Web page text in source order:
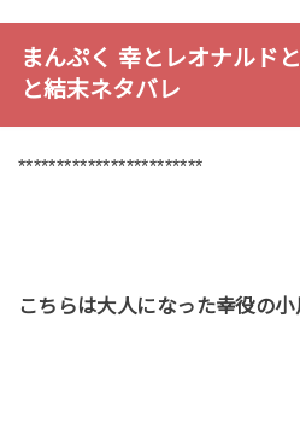
まんぷく 幸とレオナルド
と結末ネタバレ
************************
こちらは大人になった幸役の小